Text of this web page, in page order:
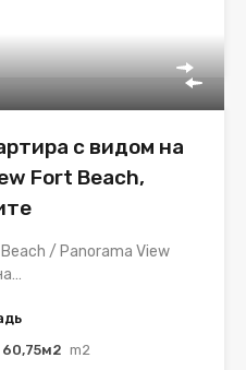
с видом на
Fort Beach,
/ Panorama View
60,75м2 m2